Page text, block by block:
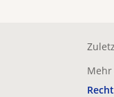
Mehr